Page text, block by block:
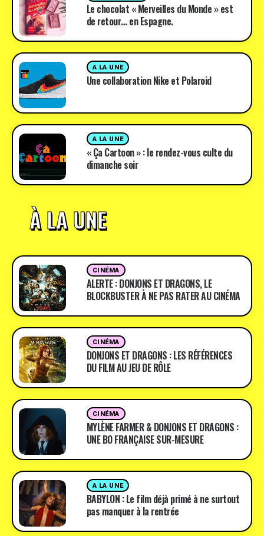
Le chocolat « Merveilles du Monde » est
de retour… en Espagne.
A LA UNE
Une collaboration Nike et Polaroid
A LA UNE
« Ça Cartoon » : le rendez-vous culte du
dimanche soir
À LA UNE
CINÉMA
ALERTE : DONJONS ET DRAGONS, LE
BLOCKBUSTER À NE PAS RATER AU CINÉMA
CINÉMA
DONJONS ET DRAGONS : LES RÉFÉRENCES
DU FILM AU JEU DE RÔLE
CINÉMA
MYLÈNE FARMER & DONJONS ET DRAGONS :
UNE BO FRANÇAISE SUR-MESURE
A LA UNE
BABYLON : Le film déjà primé à ne surtout
pas manquer à la rentrée